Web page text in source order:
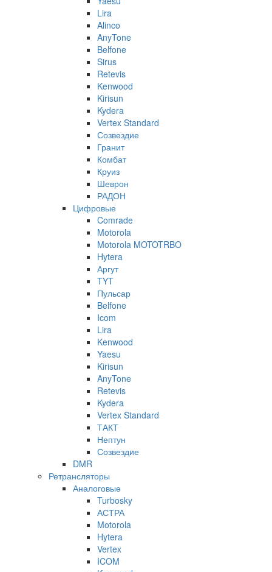
Lira
Alinco
AnyTone
Belfone
Sirus
Retevis
Kenwood
Kirisun
Kydera
Vertex Standard
Созвездие
Гранит
Комбат
Круиз
Шеврон
РАДОН
Цифровые
Comrade
Motorola
Motorola MOTOTRBO
Hytera
Аргут
TYT
Пульсар
Belfone
Icom
Lira
Kenwood
Yaesu
Kirisun
AnyTone
Retevis
Kydera
Vertex Standard
ТАКТ
Нептун
Созвездие
DMR
Ретрансляторы
Аналоговые
Turbosky
АСТРА
Motorola
Hytera
Vertex
ICOM